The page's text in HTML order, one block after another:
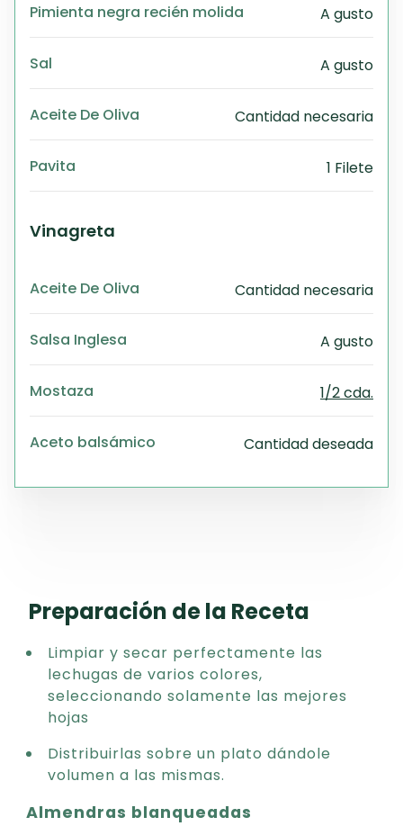
Pimienta negra recién molida A gusto
Sal A gusto
Aceite De Oliva Cantidad necesaria
Pavita 1 Filete
Vinagreta
Aceite De Oliva Cantidad necesaria
Salsa Inglesa A gusto
Mostaza 1/2 cda.
Aceto balsámico Cantidad deseada
Preparación de la Receta
Limpiar y secar perfectamente las
lechugas de varios colores,
seleccionando solamente las mejores
hojas
Distribuirlas sobre un plato dándole
volumen a las mismas.
Almendras blanqueadas